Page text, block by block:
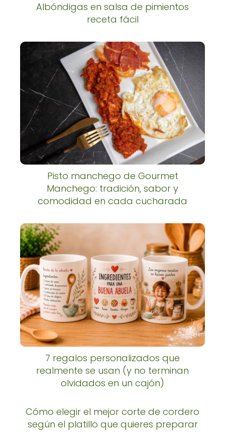
Albóndigas en salsa de pimientos
receta fácil
Pisto manchego de Gourmet
Manchego: tradición, sabor y
comodidad en cada cucharada
7 regalos personalizados que
realmente se usan (y no terminan
olvidados en un cajón)
Cómo elegir el mejor corte de cordero
según el platillo que quieres preparar